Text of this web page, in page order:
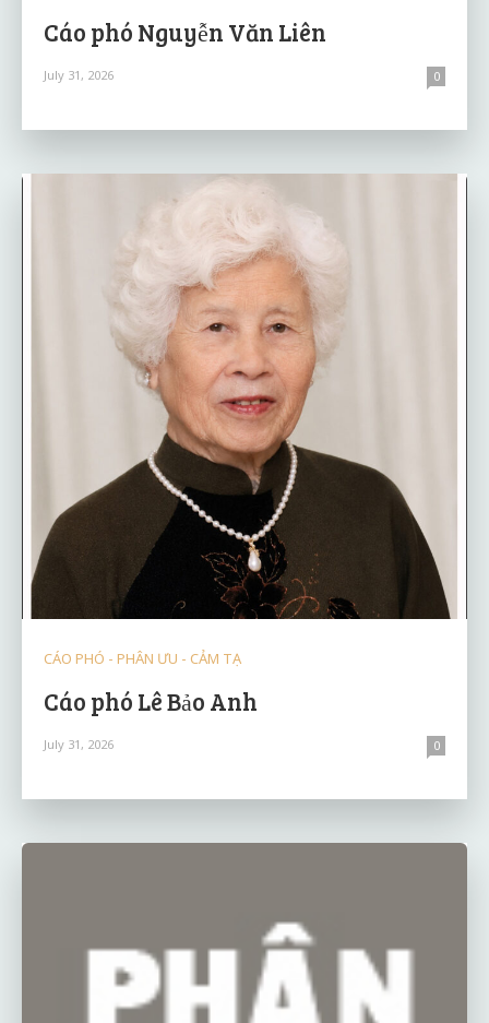
Cáo phó Nguyễn Văn Liên
July 31, 2026 0
CÁO PHÓ - PHÂN ƯU - CẢM TẠ
Cáo phó Lê Bảo Anh
July 31, 2026 0